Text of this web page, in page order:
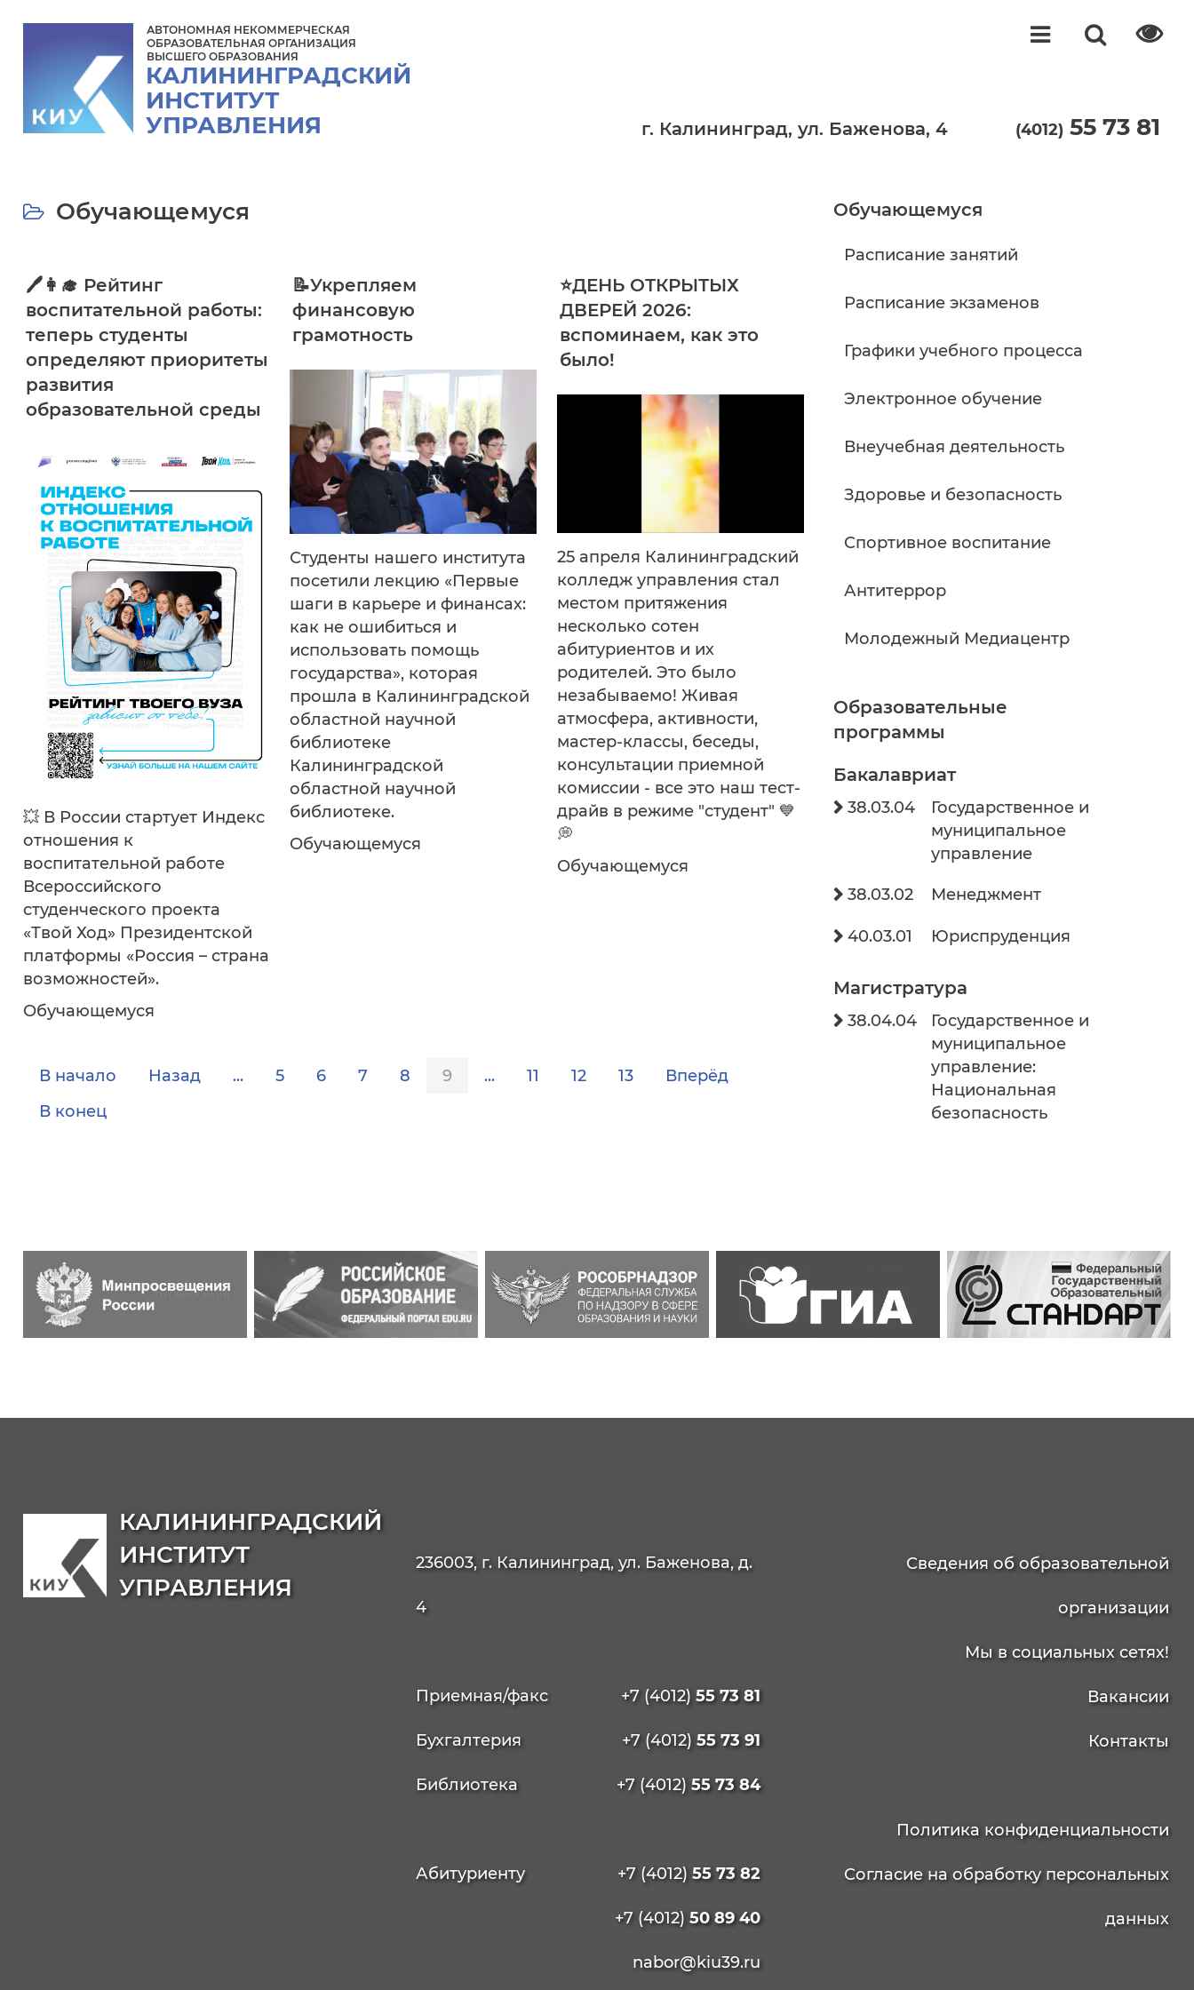
АВТОНОМНАЯ НЕКОММЕРЧЕСКАЯ
ОБРАЗОВАТЕЛЬНАЯ ОРГАНИЗАЦИЯ
ВЫСШЕГО ОБРАЗОВАНИЯ
КАЛИНИНГРАДСКИЙ
ИНСТИТУТ
УПРАВЛЕНИЯ
г. Калининград, ул. Баженова, 4 (4012) 55 73 81
Обучающемуся
🖊👩‍🎓 Рейтинг
воспитательной работы:
теперь студенты
определяют приоритеты
развития
образовательной среды
💥 В России стартует Индекс
отношения к
воспитательной работе
Всероссийского
студенческого проекта
«Твой Ход» Президентской
платформы «Россия – страна
возможностей».
Обучающемуся
📝Укрепляем
финансовую
грамотность
Студенты нашего института
посетили лекцию «Первые
шаги в карьере и финансах:
как не ошибиться и
использовать помощь
государства», которая
прошла в Калининградской
областной научной
библиотеке
Калининградской
областной научной
библиотеке.
Обучающемуся
⭐ДЕНЬ ОТКРЫТЫХ
ДВЕРЕЙ 2026:
вспоминаем, как это
было!
25 апреля Калининградский
колледж управления стал
местом притяжения
несколько сотен
абитуриентов и их
родителей. Это было
незабываемо! Живая
атмосфера, активности,
мастер-классы, беседы,
консультации приемной
комиссии - все это наш тест-
драйв в режиме "студент" 💙
💭
Обучающемуся
В начало Назад ... 5 6 7 8 9 ... 11 12 13
Вперёд
В конец
Обучающемуся
Расписание занятий
Расписание экзаменов
Графики учебного процесса
Электронное обучение
Внеучебная деятельность
Здоровье и безопасность
Спортивное воспитание
Антитеррор
Молодежный Медиацентр
Образовательные
программы
Бакалавриат
38.03.04
Государственное и
муниципальное
управление
38.03.02 Менеджмент
40.03.01 Юриспруденция
Магистратура
38.04.04
Государственное и
муниципальное
управление:
Национальная
безопасность
КАЛИНИНГРАДСКИЙ
ИНСТИТУТ
УПРАВЛЕНИЯ
236003, г. Калининград, ул. Баженова, д.
4
Приемная/факс +7 (4012) 55 73 81
Бухгалтерия +7 (4012) 55 73 91
Библиотека +7 (4012) 55 73 84
Абитуриенту +7 (4012) 55 73 82
+7 (4012) 50 89 40
nabor@kiu39.ru
Сведения об образовательной
организации
Мы в социальных сетях!
Вакансии
Контакты
Политика конфиденциальности
Согласие на обработку персональных
данных